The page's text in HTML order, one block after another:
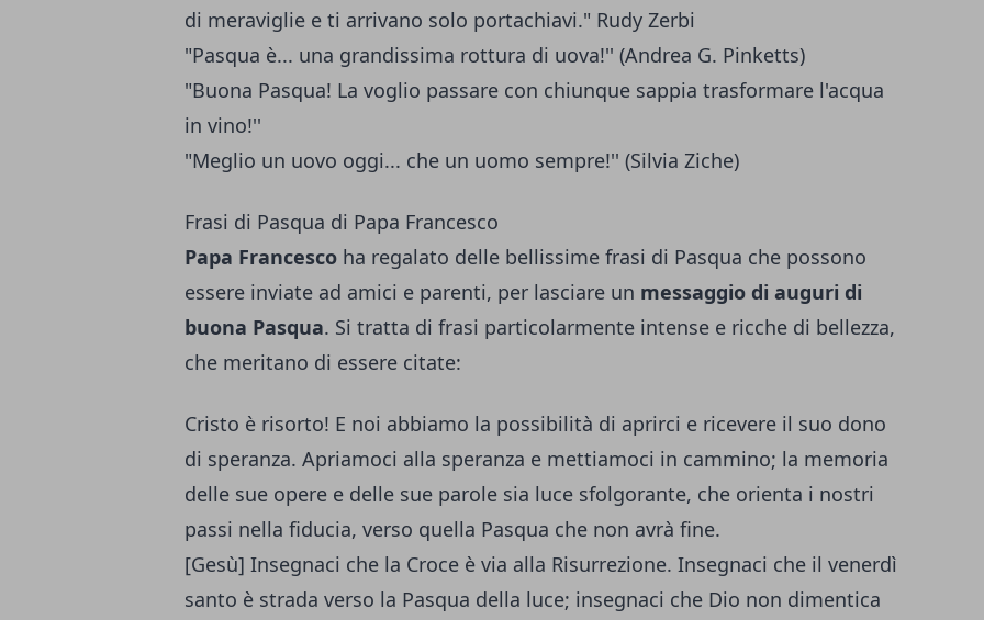
di meraviglie e ti arrivano solo portachiavi." Rudy Zerbi
"Pasqua è... una grandissima rottura di uova!'' (Andrea G. Pinketts)
"Buona Pasqua! La voglio passare con chiunque sappia trasformare l'acqua
in vino!''
"Meglio un uovo oggi... che un uomo sempre!'' (Silvia Ziche)
Frasi di Pasqua di Papa Francesco
Papa Francesco ha regalato delle bellissime frasi di Pasqua che possono
essere inviate ad amici e parenti, per lasciare un messaggio di auguri di
buona Pasqua. Si tratta di frasi particolarmente intense e ricche di bellezza,
che meritano di essere citate:
Cristo è risorto! E noi abbiamo la possibilità di aprirci e ricevere il suo dono
di speranza. Apriamoci alla speranza e mettiamoci in cammino; la memoria
delle sue opere e delle sue parole sia luce sfolgorante, che orienta i nostri
passi nella fiducia, verso quella Pasqua che non avrà fine.
[Gesù] Insegnaci che la Croce è via alla Risurrezione. Insegnaci che il venerdì
santo è strada verso la Pasqua della luce; insegnaci che Dio non dimentica